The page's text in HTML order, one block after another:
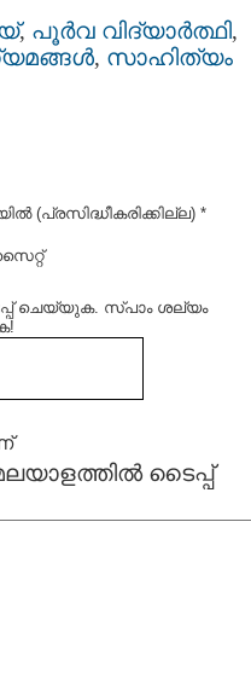
, പൂര്‍വ വിദ്യാര്‍ത്ഥി,
, സാഹിത്യം
(പ്രസിദ്ധീകരിക്കില്ല) *
ചെയ്യുക. സ്പാം ശല്യം
ടൈപ്പ്